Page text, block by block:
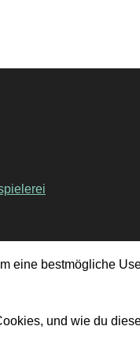
eine bestmögliche
und wie du